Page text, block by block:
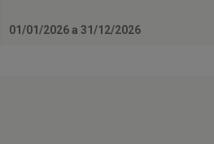
01/01/2026 a 31/12/2026